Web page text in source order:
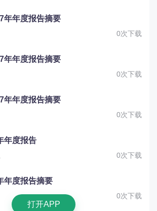
年年度报告摘要
0次下载
年年度报告摘要
0次下载
年年度报告摘要
0次下载
年度报告
0次下载
年度报告摘要
0次下载
打开APP